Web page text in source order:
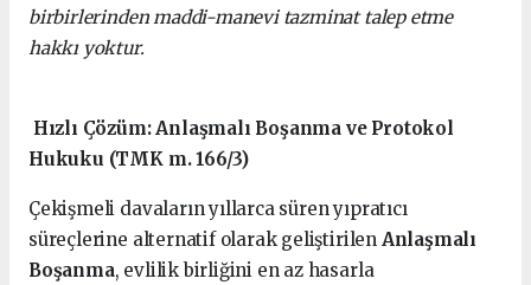
birbirlerinden maddi-manevi tazminat talep etme
hakkı yoktur.
Hızlı Çözüm: Anlaşmalı Boşanma ve Protokol
Hukuku (TMK m. 166/3)
Çekişmeli davaların yıllarca süren yıpratıcı
süreçlerine alternatif olarak geliştirilen Anlaşmalı
Boşanma, evlilik birliğini en az hasarla